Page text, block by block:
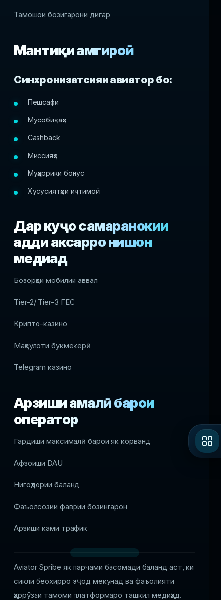
Тамошои бозигарони дигар
Мантиқи ҳамгироӣ
Синхронизатсияи авиатор бо:
Пешсафи
Мусобиқаҳо
Cashback
Миссияҳо
Муҳаррики бонус
Хусусиятҳои иҷтимоӣ
Дар куҷо самаранокии
ҳадди аксарро нишон
медиҳад
Бозорҳои мобилии аввал
Tier-2/ Tier-3 ГЕО
Крипто-казино
Маҳсулоти букмекерӣ
Telegram казино
Арзиши амалӣ барои
оператор
Гардиши максималӣ барои як корванд
Афзоиши DAU
Нигоҳдории баланд
Фаъолсозии фаврии бозингарон
Арзиши ками трафик
Aviator Spribe як парчами басомади баланд аст, ки
сикли беохирро эҷод мекунад ва фаъолияти
ҳаррӯзаи тамоми платформаро ташкил медиҳад.